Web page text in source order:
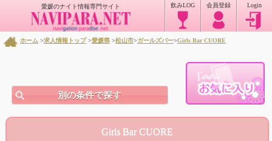
Login
会員登録
飲みLOG
愛媛のナイト情報専門サイト
ホーム >求人情報トップ>愛媛県 >松山市>ガールズバー>Girls Bar CUORE
別の条件で探す
Girls Bar CUORE